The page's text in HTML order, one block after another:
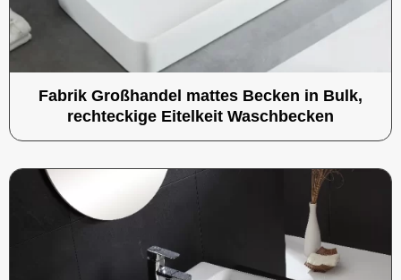
Fabrik Großhandel mattes Becken in Bulk,
rechteckige Eitelkeit Waschbecken